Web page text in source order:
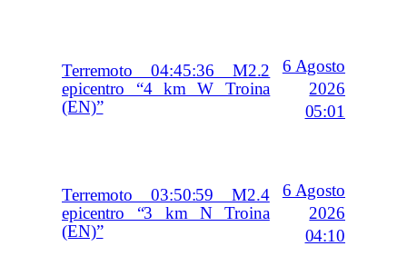
Terremoto 04:45:36 M2.2
epicentro “4 km W Troina
(EN)”
6 Agosto
2026
05:01
Terremoto 03:50:59 M2.4
epicentro “3 km N Troina
(EN)”
6 Agosto
2026
04:10